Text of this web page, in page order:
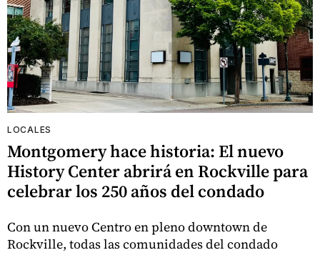
LOCALES
Montgomery hace historia: El nuevo
History Center abrirá en Rockville para
celebrar los 250 años del condado
Con un nuevo Centro en pleno downtown de
Rockville, todas las comunidades del condado